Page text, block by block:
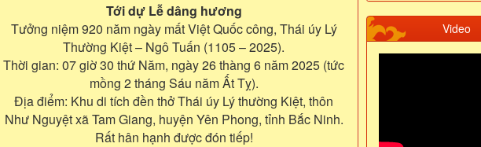
Tới dự Lễ dâng hương
Tưởng niệm 920 năm ngày mất Việt Quốc công, Thái úy Lý
Thường Kiệt – Ngô Tuấn (1105 – 2025).
Thời gian: 07 giờ 30 thứ Năm, ngày 26 thàng 6 năm 2025 (tức
mồng 2 tháng Sáu năm Ất Tỵ).
Địa điểm: Khu di tích đền thở Thái úy Lý thường Kiệt, thôn
Như Nguyệt xã Tam Giang, huyện Yên Phong, tỉnh Bắc Ninh.
Rất hân hạnh được đón tiếp!
Video